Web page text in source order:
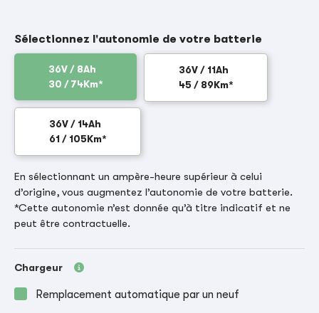
Sélectionnez l'autonomie de votre batterie
36V / 8Ah
30 / 74Km*
36V / 11Ah
45 / 89Km*
36V / 14Ah
61 / 105Km*
En sélectionnant un ampère-heure supérieur à celui
d’origine, vous augmentez l’autonomie de votre batterie.
*Cette autonomie n’est donnée qu’à titre indicatif et ne
peut être contractuelle.
Chargeur
Remplacement automatique par un neuf